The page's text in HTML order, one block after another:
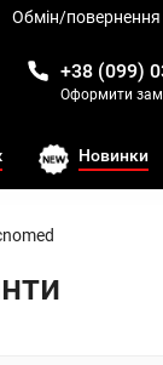
Обмін/повернення
+38 (099)
Оформити
Новинки